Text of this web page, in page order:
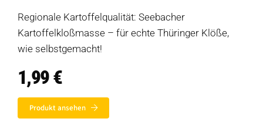
Regionale Kartoffelqualität: Seebacher
Kartoffelkloßmasse – für echte Thüringer Klöße,
wie selbstgemacht!
1,99€
Produkt ansehen